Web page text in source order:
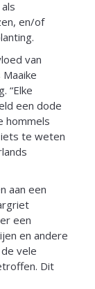
en/of
van
“Elke
een dode
hommels
te weten
aan een
een
en andere
vele
Dit